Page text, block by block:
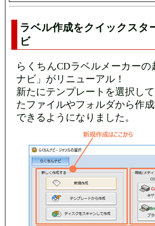
ラベル作成をクイックスタ
ビ
らくちんCDラベルメーカー
ナビ」がリニューアル！
新たにテンプレートを選択し
たファイルやフォルダから作
できるようになりました。